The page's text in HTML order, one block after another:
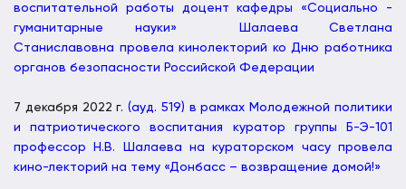
воспитательной работы доцент кафедры «Социально -
гуманитарные науки» Шалаева Светлана
Станиславовна провела кинолекторий ко Дню работника
органов безопасности Российской Федерации
7 декабря 2022 г.(ауд. 519) в рамках Молодежной политики
и патриотического воспитания куратор группы Б-Э-101
профессор Н.В. Шалаева на кураторском часу провела
кино-лекторий на тему «Донбасс – возвращение домой!»